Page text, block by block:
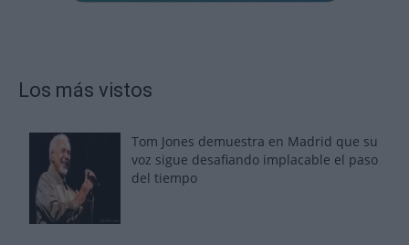
Los más vistos
Tom Jones demuestra en Madrid que su
voz sigue desafiando implacable el paso
del tiempo